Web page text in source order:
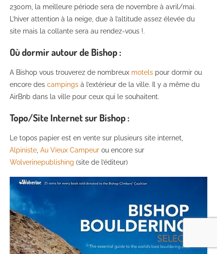
2300m, la meilleure période sera de novembre à avril/mai.
L’hiver attention à la neige, due à l’altitude assez élevée du
site mais la collante sera au rendez-vous !.
Où dormir autour de Bishop :
A Bishop vous trouverez de nombreux motels pour dormir ou
encore des campings à l’extérieur de la ville. Il y a même du
AirBnb dans la ville pour ceux qui le souhaitent.
Topo/Site Internet sur Bishop :
Le topos papier est en vente sur plusieurs site internet,
Alpiniste Au Vieux Campeur ou encore sur
Wolverinepublishing (site de l’éditeur)